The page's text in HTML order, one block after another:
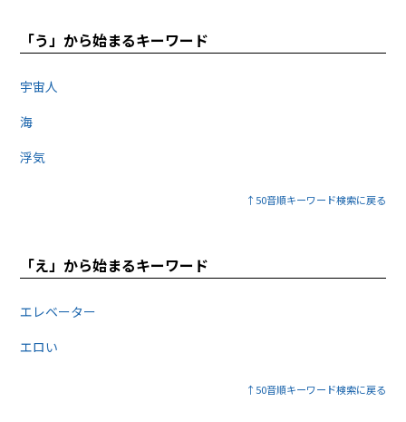
「う」から始まるキーワード
宇宙人
海
浮気
↑50音順キーワード検索に戻る
「え」から始まるキーワード
エレベーター
エロい
↑50音順キーワード検索に戻る